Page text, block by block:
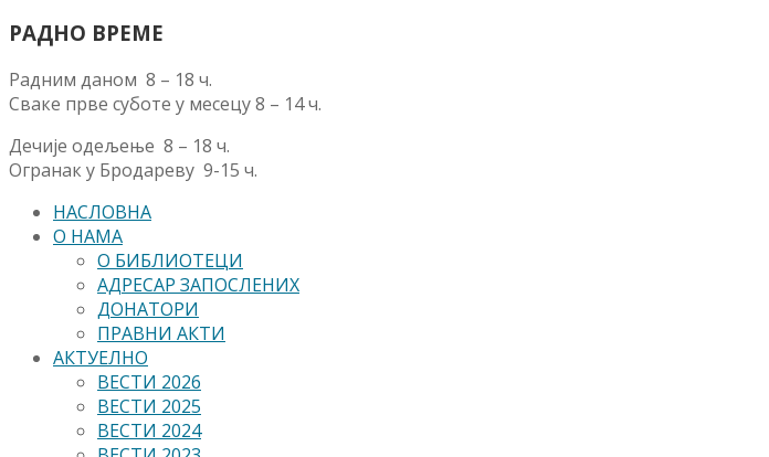
РАДНО ВРЕМЕ
Радним даном 8 – 18 ч.
Сваке прве суботе у месецу 8 – 14 ч.
Дечије одељење 8 – 18 ч.
Огранак у Бродареву 9-15 ч.
НАСЛОВНА
О НАМА
О БИБЛИОТЕЦИ
АДРЕСАР ЗАПОСЛЕНИХ
ДОНАТОРИ
ПРАВНИ АКТИ
АКТУЕЛНО
ВЕСТИ 2026
ВЕСТИ 2025
ВЕСТИ 2024